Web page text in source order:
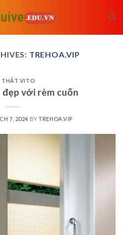
TREHOA.VIP
THẤT VITO
với rèm cuốn
7, 2024 BYTREHOA.VIP